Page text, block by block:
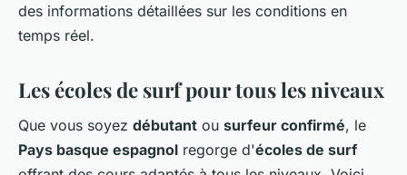
des informations détaillées sur les conditions en
temps réel.
Les écoles de surf pour tous les niveaux
Que vous soyez débutant ou surfeur confirmé, le
Pays basque espagnol regorge d'écoles de surf